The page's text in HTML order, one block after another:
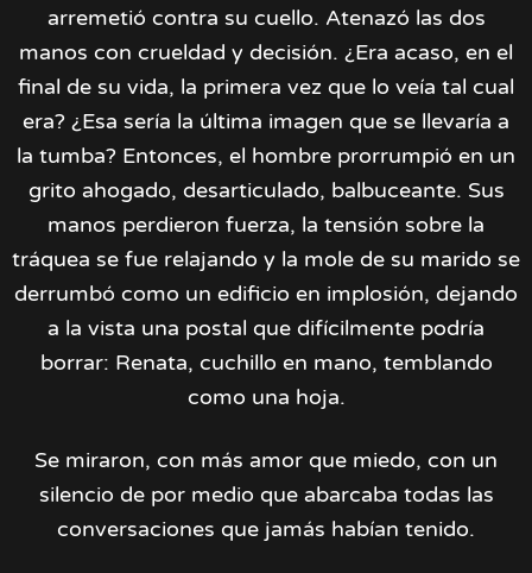
arremetió contra su cuello. Atenazó las dos
manos con crueldad y decisión. ¿Era acaso, en el
final de su vida, la primera vez que lo veía tal cual
era? ¿Esa sería la última imagen que se llevaría a
la tumba? Entonces, el hombre prorrumpió en un
grito ahogado, desarticulado, balbuceante. Sus
manos perdieron fuerza, la tensión sobre la
tráquea se fue relajando y la mole de su marido se
derrumbó como un edificio en implosión, dejando
a la vista una postal que difícilmente podría
borrar: Renata, cuchillo en mano, temblando
como una hoja.
Se miraron, con más amor que miedo, con un
silencio de por medio que abarcaba todas las
conversaciones que jamás habían tenido.